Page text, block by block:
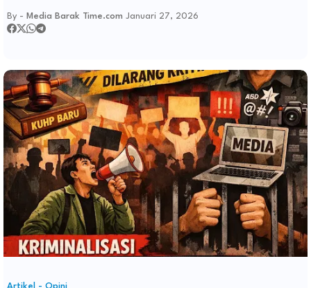
By - Media Barak Time.com Januari 27, 2026